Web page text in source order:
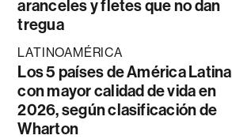
aranceles y fletes que no dan
tregua
LATINOAMÉRICA
Los 5 países de América Latina
con mayor calidad de vida en
2026, según clasificación de
Wharton